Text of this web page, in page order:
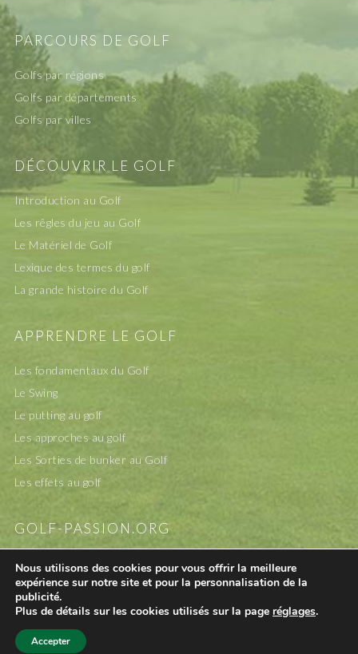
PARCOURS DE GOLF
Golfs par régions
Golfs par départements
Golfs par villes
DÉCOUVRIR LE GOLF
Introduction au Golf
Les rêgles du jeu au Golf
Le Matériel de Golf
Lexique des termes du golf
La grande histoire du Golf
APPRENDRE LE GOLF
Les fondamentaux du Golf
Le Swing
Le putting au golf
Les approches au golf
Les Sorties de bunker au Golf
Les effets au golf
GOLF-PASSION.ORG
A propos
Mentions légales
Contact
Nous utilisons des cookies pour vous offrir la meilleure
expérience sur notre site et pour la personnalisation de la
publicité.
Plus de détails sur les cookies utilisés sur la page réglages.
Accepter